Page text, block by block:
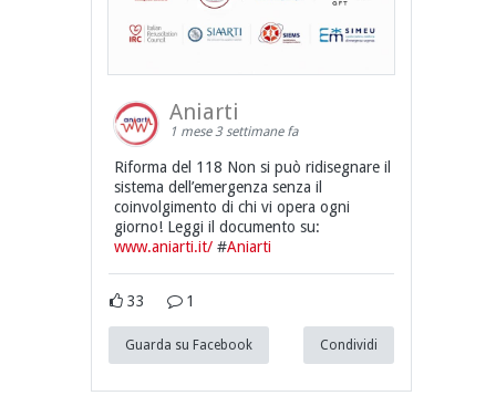
Aniarti
1 mese 3 settimane fa
Riforma del 118 Non si può ridisegnare il
sistema dell’emergenza senza il
coinvolgimento di chi vi opera ogni
giorno! Leggi il documento su:
www.aniarti.it/#Aniarti
33 1
Guarda su Facebook Condividi